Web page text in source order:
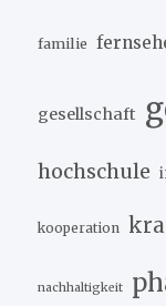
familie
gesellschaft
hochschule
kooperation
nachhaltigkeit